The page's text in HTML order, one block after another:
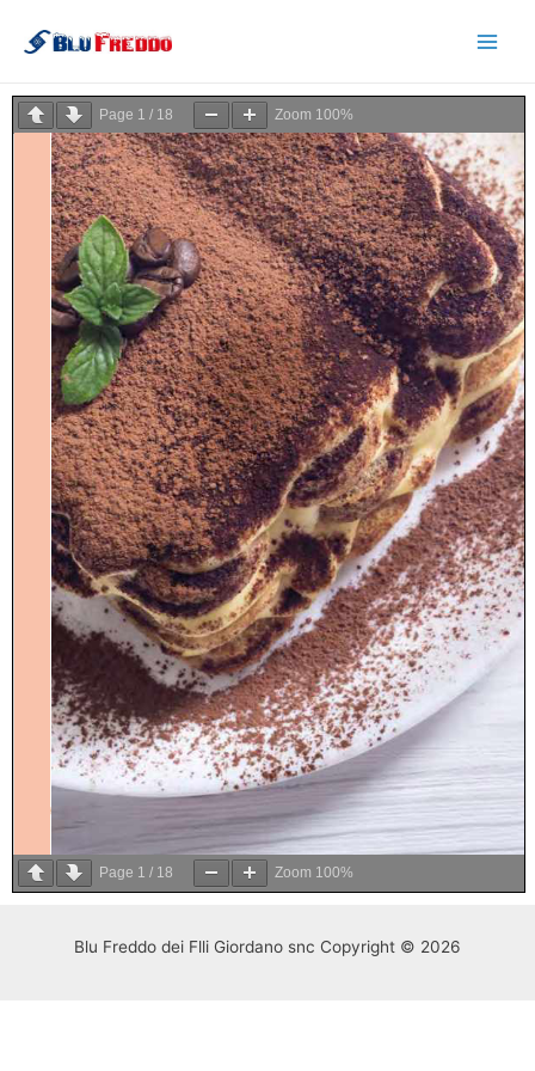
Page 1 / 18 Zoom 100%
Page 1 / 18 Zoom 100%
Blu Freddo dei Flli Giordano snc Copyright © 2026